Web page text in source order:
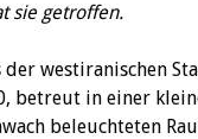
sie getroffen.
der westiranischen
betreut in einer
beleuchteten